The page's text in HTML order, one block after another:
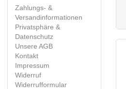
Zahlungs- &
Versandinformationen
Privatsphäre &
Datenschutz
Unsere AGB
Kontakt
Impressum
Widerruf
Widerrufformular